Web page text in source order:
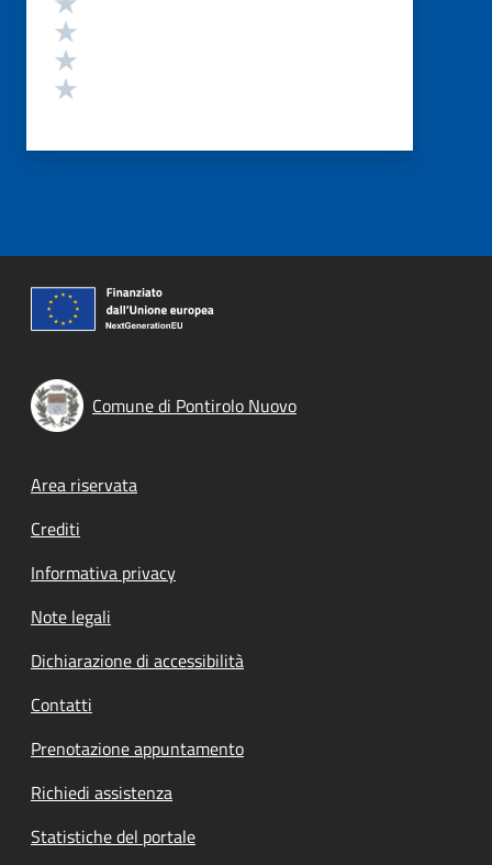
Comune di Pontirolo Nuovo
Footer menu
Area riservata
Crediti
Informativa privacy
Note legali
Dichiarazione di accessibilità
Contatti
Prenotazione appuntamento
Richiedi assistenza
Statistiche del portale